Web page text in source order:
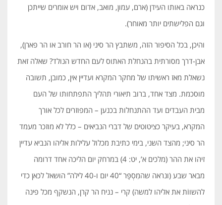
כנראה באותו העידן (ארם, עמון, מואב, אדום ויש אומרים שייתכן
וגם הפלישתים יותר מאוחר).
והיכן, בכל הסיפור הזה, משתבץ הר סיני (או הר חורב או הר פארן),
אבן-דרך מסורתית בהנחלת האתוס לעם החדש הנולד? שאלה זאת
נשאלת מאז ראשיתו של מחקר המקרא ועדיין אין, כמובן, תשובה
מוסכמת. מצד אחד, ברוב תיאורי תהליך התפתחותו של העם
מבית העבדים ועד ההתנחלות בכנען – המפוזרים לכל אורך
המקרא, בעיקר כציטוטים של דברי הנביאים – כלל לא מוזכר מעמד
הר סיני; מהצד השני, בימי כתיבת מכלול עלילות אליהו הנביא עדיין
זיהו את ההר (מלכים א’, יט: 4) במרחק יום הליכה אחד דרומה
מבאר שבע (ונראה שהמִסְפָּר “40 יום ו-40 לילה” הוּשאל לכאן כדי
להשווֹת את אליהו למשה) קרי – נניח הר קרן, הנשקף מכל פינה